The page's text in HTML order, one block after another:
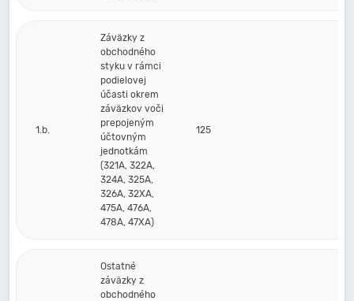
1.b.
Záväzky z
obchodného
styku v rámci
podielovej
účasti okrem
záväzkov voči
prepojeným
účtovným
jednotkám
(321A, 322A,
324A, 325A,
326A, 32XA,
475A, 476A,
478A, 47XA)
125
Ostatné
záväzky z
obchodného